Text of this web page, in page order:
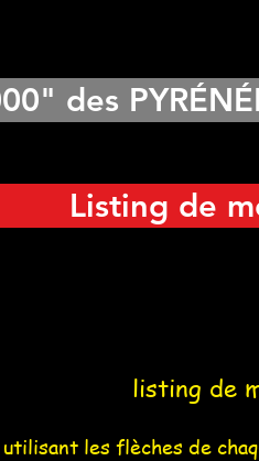
des
Listing de
listing de
les flèches de